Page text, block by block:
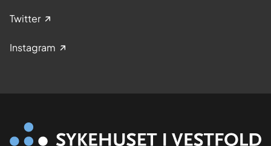
Twitter
Instagram